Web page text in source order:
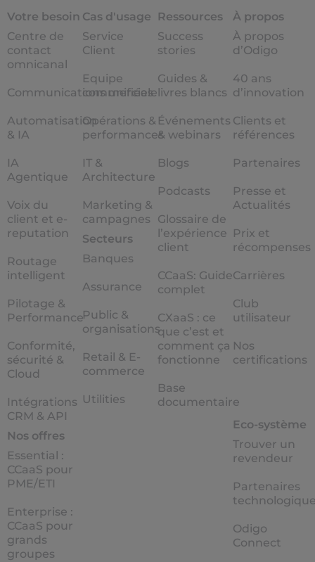
Votre besoin
Centre de
contact
omnicanal
Communications unifiées
Automatisation
& IA
IA
Agentique
Voix du
client et e-
reputation
Routage
intelligent
Pilotage &
Performance
Conformité,
sécurité &
Cloud
Intégrations
CRM & API
Nos offres
Essential :
CCaaS pour
PME/ETI
Enterprise :
CCaaS pour
grands
groupes
Cas d'usage
Service
Client
Equipe
commerciale
Opérations &
performances
IT &
Architecture
Marketing &
campagnes
Secteurs
Banques
Assurance
Public &
organisations
Retail & E-
commerce
Utilities
Ressources
Success
stories
Guides &
livres blancs
Événements
& webinars
Blogs
Podcasts
Glossaire de
l’expérience
client
CCaaS: Guide
complet
CXaaS : ce
que c’est et
comment ça
fonctionne
Base
documentaire
À propos
À propos
d’Odigo
40 ans
d’innovation
Clients et
références
Partenaires
Presse et
Actualités
Prix et
récompenses
Carrières
Club
utilisateur
Nos
certifications
Eco-système
Trouver un
revendeur
Partenaires
Odigo
Connect